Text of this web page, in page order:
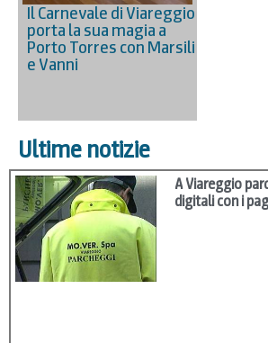
Il Carnevale di Viareggio
porta la sua magia a
Porto Torres con Marsili
e Vanni
Ultime notizie
A Viareggio
digitali con i